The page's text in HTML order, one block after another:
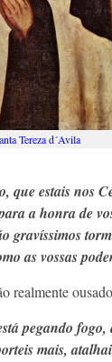
Tereza d´Avila
que estais nos
a honra de
gravíssimos
as vossas
realmente
pegando
mais,